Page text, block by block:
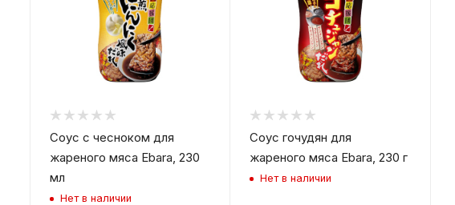
Соус с чесноком для
жареного мяса Ebara, 230
мл
Нет в наличии
Соус гочудян для
жареного мяса Ebara, 230 г
Нет в наличии